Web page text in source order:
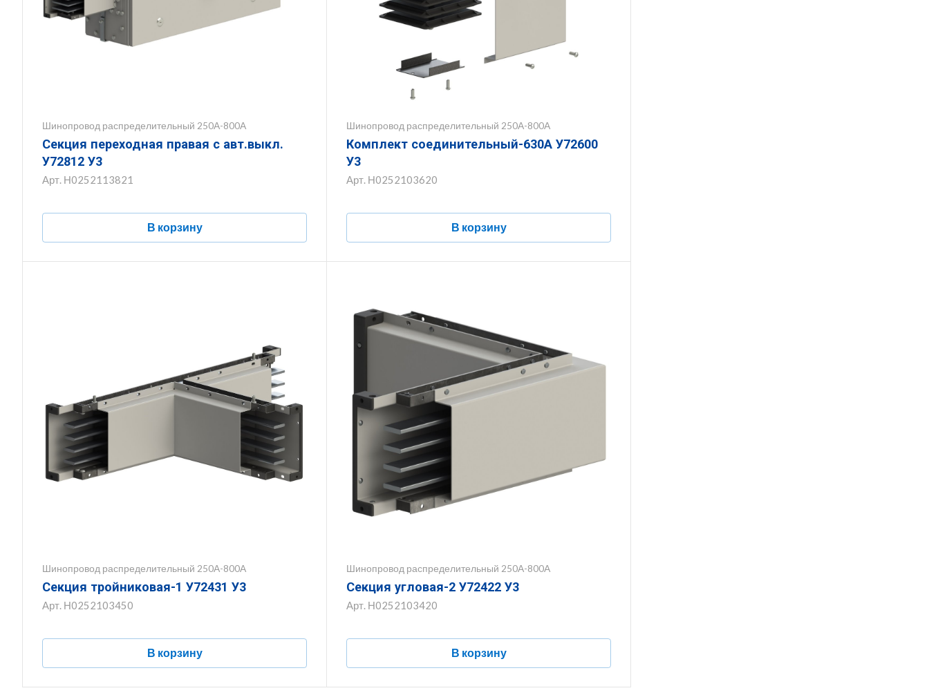
Шинопровод распределительный 250А-800А
Секция переходная правая с авт.выкл.
У72812 У3
Арт. Н0252113821
В корзину
Шинопровод распределительный 250А-800А
Комплект соединительный-630А У72600
У3
Арт. Н0252103620
В корзину
Шинопровод распределительный 250А-800А
Секция тройниковая-1 У72431 У3
Арт. Н0252103450
В корзину
Шинопровод распределительный 250А-800А
Секция угловая-2 У72422 У3
Арт. Н0252103420
В корзину